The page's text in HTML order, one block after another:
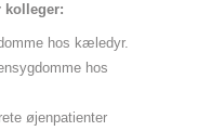
kolleger:
hos kæledyr.
hos
øjenpatienter